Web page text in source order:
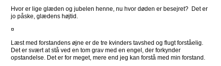
Hvor er lige glæden og jubelen henne, nu hvor døden er besejret? Det er
jo påske, glædens højtid.
¤
Læst med forstandens øjne er de tre kvinders tavshed og flugt forståelig.
Det er svært at stå ved en tom grav med en engel, der forkynder
opstandelse. Det er for meget, mere end jeg kan forstå med min forstand.